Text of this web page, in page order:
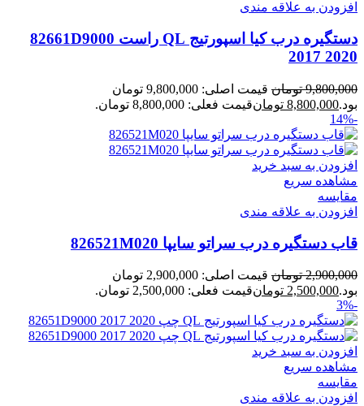
افزودن به علاقه مندی
دستگیره درب کیا اسپورتیج QL راست 82661D9000
2017 2020
9,800,000 تومان
قیمت اصلی: 9,800,000 تومان
بود.8,800,000 تومانقیمت فعلی: 8,800,000 تومان.
-14%
افزودن به سبد خرید
مشاهده سریع
مقایسه
افزودن به علاقه مندی
قاب دستگیره درب سراتو سایپا 826521M020
2,900,000 تومان
قیمت اصلی: 2,900,000 تومان
بود.2,500,000 تومانقیمت فعلی: 2,500,000 تومان.
-3%
افزودن به سبد خرید
مشاهده سریع
مقایسه
افزودن به علاقه مندی